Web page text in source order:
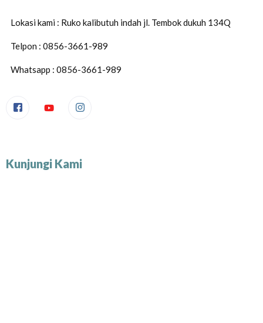
Lokasi kami : Ruko kalibutuh indah jl. Tembok dukuh 134Q
Telpon : 0856-3661-989
Whatsapp : 0856-3661-989
Kunjungi Kami